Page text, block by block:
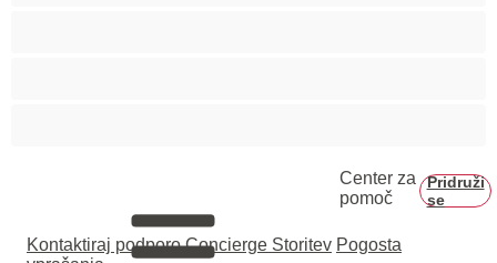
Center za
pomoč
Pridruži
se
Kontaktiraj podporo Concierge Storitev Pogosta